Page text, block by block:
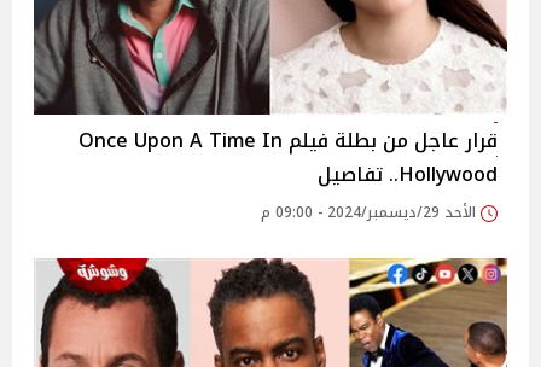
قرار عاجل من بطلة فيلم Once Upon A Time In
Hollywood.. تفاصيل
الأحد 29/ديسمبر/2024 - 09:00 م